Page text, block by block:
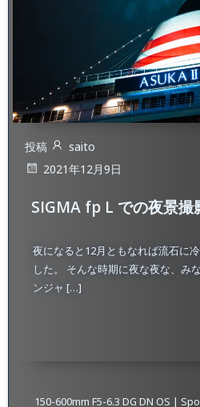
投稿
saito
2021年12月9日
SIGMA fp L での夜景撮
夜になると12月ともなれば流石に
した。 そんな時期に夜な夜な、み
ンジャ […]
150-600mm F5-6.3 DG DN OS |